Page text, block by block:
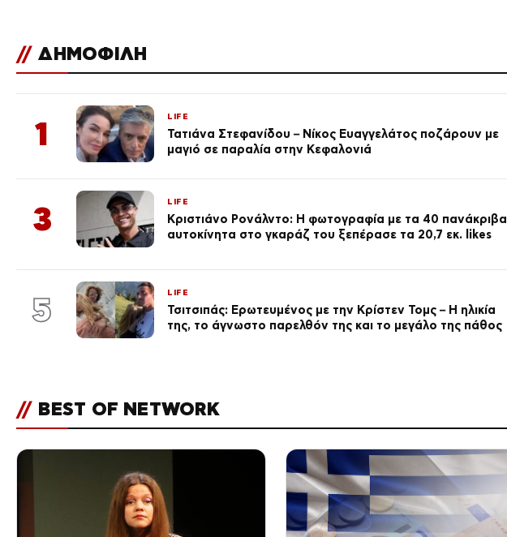
// ΔΗΜΟΦΙΛΗ
1 LIFE
Τατιάνα Στεφανίδου – Νίκος Ευαγγελάτος ποζάρουν με
μαγιό σε παραλία στην Κεφαλονιά
3 LIFE
Κριστιάνο Ρονάλντο: Η φωτογραφία με τα 40 πανάκριβα
αυτοκίνητα στο γκαράζ του ξεπέρασε τα 20,7 εκ. likes
5 LIFE
Τσιτσιπάς: Ερωτευμένος με την Κρίστεν Τομς – Η ηλικία
της, το άγνωστο παρελθόν της και το μεγάλο της πάθος
// BEST OF NETWORK